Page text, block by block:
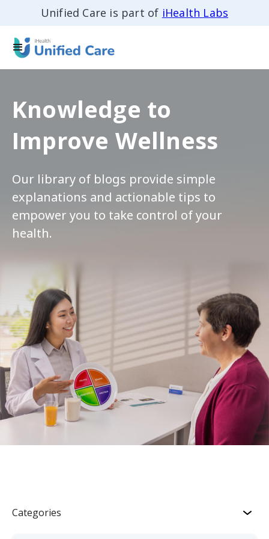
Unified Care is part of iHealth Labs
Knowledge to
Improve Wellness
Our library of blogs provide simple
explanations and actionable tips to
empower you to take control of your
health.
Categories